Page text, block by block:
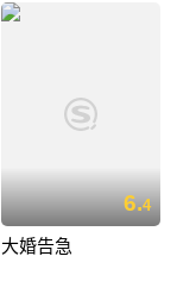
6.4
大婚告急